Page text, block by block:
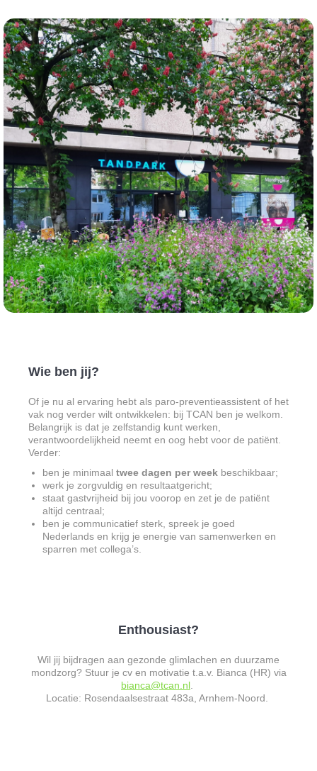
Wie ben jij?
Of je nu al ervaring hebt als paro-preventieassistent of het
vak nog verder wilt ontwikkelen: bij TCAN ben je welkom.
Belangrijk is dat je zelfstandig kunt werken,
verantwoordelijkheid neemt en oog hebt voor de patiënt.
Verder:
ben je minimaal twee dagen per week beschikbaar;
werk je zorgvuldig en resultaatgericht;
staat gastvrijheid bij jou voorop en zet je de patiënt
altijd centraal;
ben je communicatief sterk, spreek je goed
Nederlands en krijg je energie van samenwerken en
sparren met collega’s.
Enthousiast?
Wil jij bijdragen aan gezonde glimlachen en duurzame
mondzorg? Stuur je cv en motivatie t.a.v. Bianca (HR) via
bianca@tcan.nl
Locatie: Rosendaalsestraat 483a, Arnhem-Noord.